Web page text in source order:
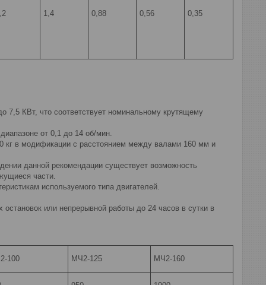
1,4 0,88 0,56 0,35
7,5 КВт, что соответствует номинальному крутящему
от 0,1 до 14 об/мин.
кг в модификации с расстоянием между валами 160 мм и
данной рекомендации существует возможность
части.
используемого типа двигателей.
или непрерывной работы до 24 часов в сутки в
100 МЧ2-125 МЧ2-160